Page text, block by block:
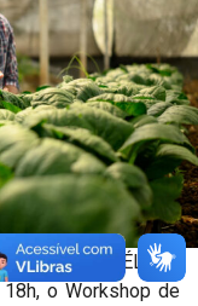
o Workshop de